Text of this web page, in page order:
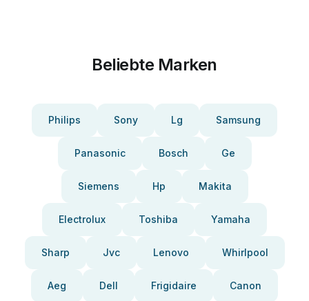
Beliebte Marken
Philips Sony Lg Samsung
Panasonic Bosch Ge
Siemens Hp Makita
Electrolux Toshiba Yamaha
Sharp Jvc Lenovo Whirlpool
Aeg Dell Frigidaire Canon